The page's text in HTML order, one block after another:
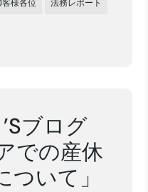
客様各位 法務レポート
ブログ
での産休
いて」